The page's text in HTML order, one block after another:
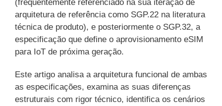
(frequentemente referenciado na sua iteração de
arquitetura de referência como SGP.22 na literatura
técnica de produto), e posteriormente o SGP.32, a
especificação que define o aprovisionamento eSIM
para IoT de próxima geração.
Este artigo analisa a arquitetura funcional de ambas
as especificações, examina as suas diferenças
estruturais com rigor técnico, identifica os cenários